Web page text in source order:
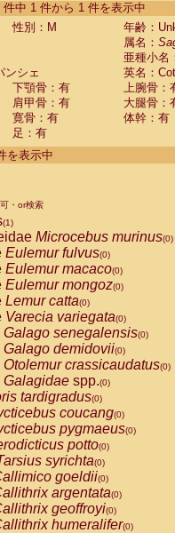
labiatus(0)
Saguinus leucopus (0)
nigricollis (0)
Saguinus oedipus
Saguinus weddelli
Saguinusspp.
Aotus trivirgatus
albifrons
nigrivittatus
boliviensis(0)
sciureus(0)
caraya(0)
fusca(0)
seniculus
spp.(0)
belzebuth(0)
geoffroyi(0)
paniscus(0)
spp.(0)
lagothricha
lagothricha cana
Cacajao calvus
Callicebus cupreus
Callicebus donacophilus
Callicebus moloch
Callicebus torquatus
Callicebusspp.(0)
Chiropotes satanas(0)
件中 1 件から 1 件を表示中
性別：M
年齢：
属名：
亜種小名
ンシェ
英名：
下顎骨：有
上腕骨：
肩甲骨：有
大腿骨：
寛骨：有
体幹：有
足：有
を表示中
・or検索
(1)
Microcebus murinus(0)
Eulemur fulvus(0)
Eulemur macaco(0)
Eulemur mongoz(0)
Lemur catta(0)
Varecia variegata(0)
Galago senegalensis(0)
Galago demidovii(0)
Otolemur crassicaudatus(0)
Galagidae spp.(0)
tardigradus(0)
coucang(0)
pygmaeus(0)
potto(0)
syrichta(0)
goeldii(0)
argentata(0)
geoffroyi(0)
humeralifer(0)